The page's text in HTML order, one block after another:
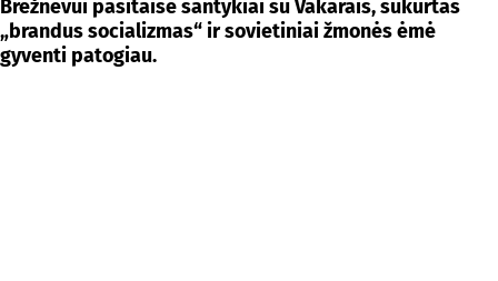
Brežnevui pasitaisė santykiai su Vakarais, sukurtas
„brandus socializmas“ ir sovietiniai žmonės ėmė
gyventi patogiau.